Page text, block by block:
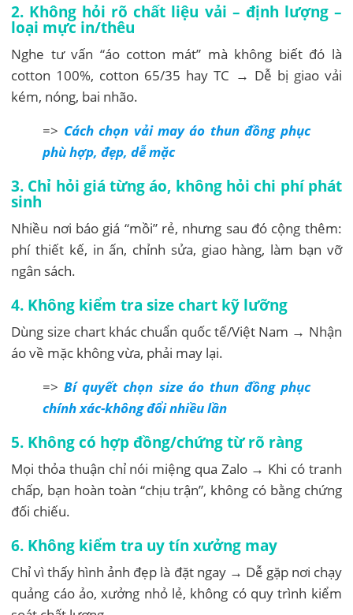
2. Không hỏi rõ chất liệu vải – định lượng –
loại mực in/thêu
Nghe tư vấn “áo cotton mát” mà không biết đó là
cotton 100%, cotton 65/35 hay TC → Dễ bị giao vải
kém, nóng, bai nhão.
=> Cách chọn vải may áo thun đồng phục
phù hợp, đẹp, dễ mặc
3. Chỉ hỏi giá từng áo, không hỏi chi phí phát
sinh
Nhiều nơi báo giá “mồi” rẻ, nhưng sau đó cộng thêm:
phí thiết kế, in ấn, chỉnh sửa, giao hàng, làm bạn vỡ
ngân sách.
4. Không kiểm tra size chart kỹ lưỡng
Dùng size chart khác chuẩn quốc tế/Việt Nam → Nhận
áo về mặc không vừa, phải may lại.
=>Bí quyết chọn size áo thun đồng phục
chính xác-không đổi nhiều lần
5. Không có hợp đồng/chứng từ rõ ràng
Mọi thỏa thuận chỉ nói miệng qua Zalo → Khi có tranh
chấp, bạn hoàn toàn “chịu trận”, không có bằng chứng
đối chiếu.
6. Không kiểm tra uy tín xưởng may
Chỉ vì thấy hình ảnh đẹp là đặt ngay → Dễ gặp nơi chạy
quảng cáo ảo, xưởng nhỏ lẻ, không có quy trình kiểm